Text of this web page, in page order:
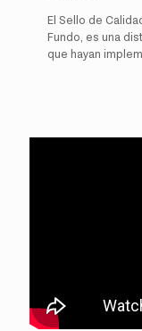
El Sello de
Fundo, es una
que hayan